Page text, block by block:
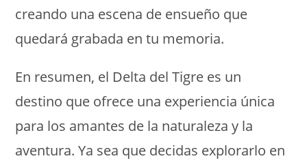
creando una escena de ensueño que
quedará grabada en tu memoria.
En resumen, el Delta del Tigre es un
destino que ofrece una experiencia única
para los amantes de la naturaleza y la
aventura. Ya sea que decidas explorarlo en